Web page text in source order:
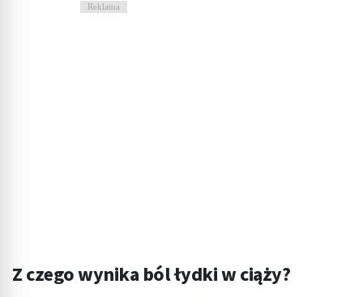
Reklama
Z czego wynika ból łydki w ciąży?